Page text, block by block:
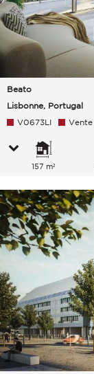
Beato
Lisbonne, Portugal
V0673LI Vente
157 m²